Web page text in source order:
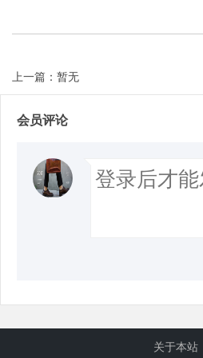
上一篇：暂无
会员评论
关于本站